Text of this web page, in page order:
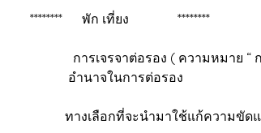
น. ******** พัก
น. การเจรจาต่อรอง ( ความ
นการต่อรอง
กที่จะนำมาใช้แก้ค